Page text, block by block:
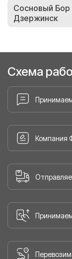
Сосновый Бор
Дзержинск
Схема
Принимаем
Компания